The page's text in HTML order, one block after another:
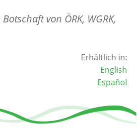
von ÖRK, WGRK,
Erhältlich in:
English
Español